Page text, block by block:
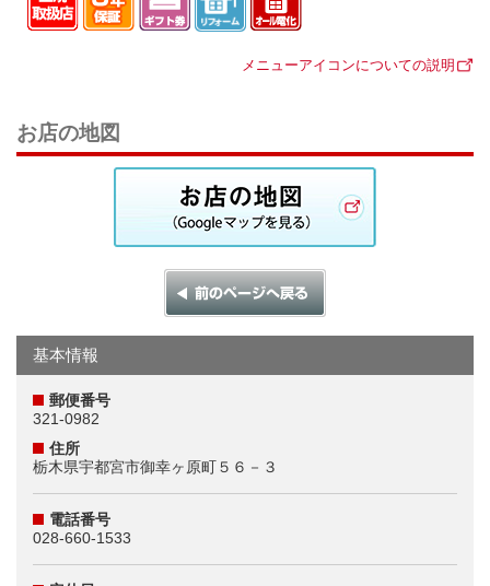
メニューアイコンについての説明
お店の地図
基本情報
郵便番号
321-0982
住所
栃木県宇都宮市御幸ヶ原町５６－３
電話番号
028-660-1533